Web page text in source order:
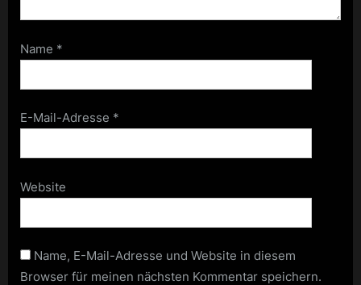
Name *
E-Mail-Adresse *
Website
Name, E-Mail-Adresse und Website in diesem
Browser für meinen nächsten Kommentar speichern.